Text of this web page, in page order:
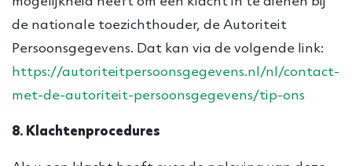
de nationale toezichthouder, de Autoriteit
Persoonsgegevens. Dat kan via de volgende link:
https://autoriteitpersoonsgegevens.nl/nl/contact-
met-de-autoriteit-persoonsgegevens/tip-ons
8. Klachtenprocedures